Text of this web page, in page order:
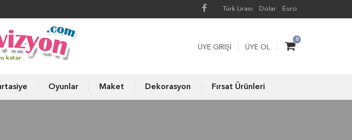
Türk Lirası Dolar Euro
0
ÜYE GIRIŞI ÜYE OL
Oyunlar Maket Dekorasyon Fırsat Ürünleri